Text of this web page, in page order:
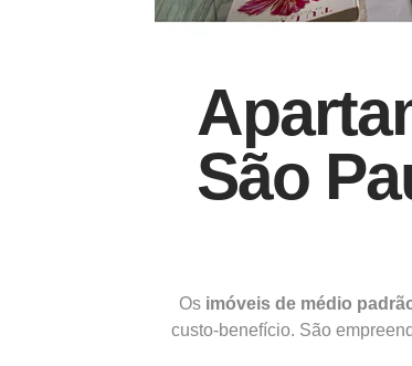
São
Os imóveis de médio
custo-benefício. São